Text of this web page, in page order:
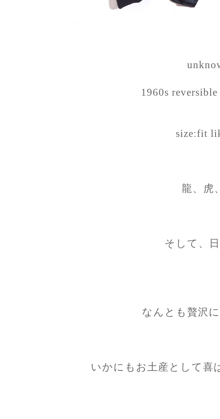
1960s
size:fit
龍、虎
そして、
なんとも贅沢
いかにもお土産として喜